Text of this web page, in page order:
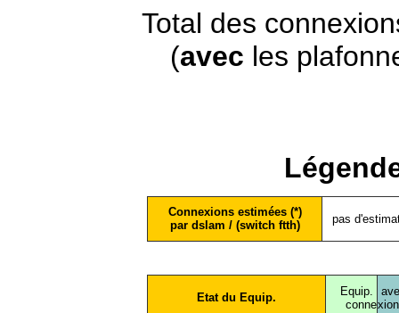
Total des
(avec les
Connexions estimées (*)
par dslam / (switch ftth)
pas
Etat du Equip.
Equip.
conne